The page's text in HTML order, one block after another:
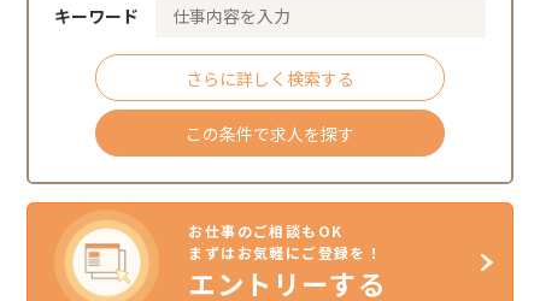
キーワード
さらに詳しく検索する
この条件で求人を探す
お仕事のご相談もOK
まずはお気軽にご登録を！
エントリーする